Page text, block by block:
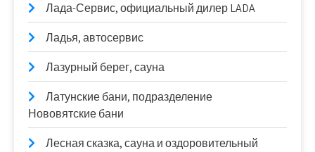
Лада-Сервис, официальный дилер LADA
Ладья, автосервис
Лазурный берег, сауна
Латунские бани, подразделение
Нововятские бани
Лесная сказка, сауна и оздоровительный